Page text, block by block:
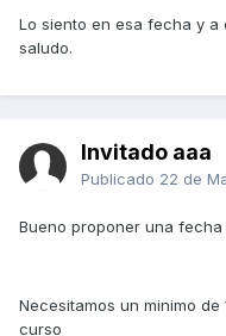
Lo siento en esa fecha y a
saludo.
Invitado aaa
Publicado 22 de
Bueno proponer una
Necesitamos un minimo
curso